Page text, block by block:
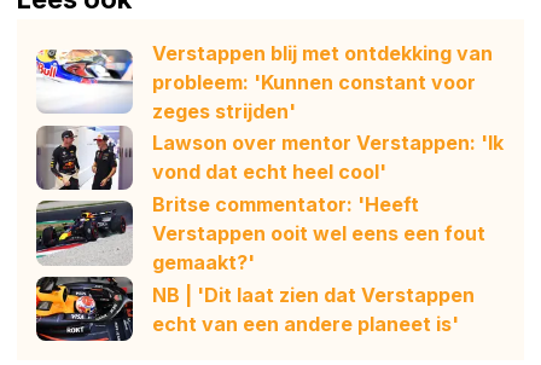
Verstappen blij met ontdekking van
probleem: 'Kunnen constant voor
zeges strijden'
Lawson over mentor Verstappen: 'Ik
vond dat echt heel cool'
Britse commentator: 'Heeft
Verstappen ooit wel eens een fout
gemaakt?'
NB | 'Dit laat zien dat Verstappen
echt van een andere planeet is'